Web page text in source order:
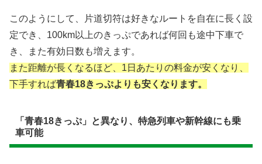
このようにして、片道切符は好きなルートを自在に長く設
定でき、100km以上のきっぷであれば何回も途中下車で
き、また有効日数も増えます。
また距離が長くなるほど、1日あたりの料金が安くなり、
下手すれば青春18きっぷよりも安くなります。
「青春18きっぷ」と異なり、特急列車や新幹線にも乗
車可能